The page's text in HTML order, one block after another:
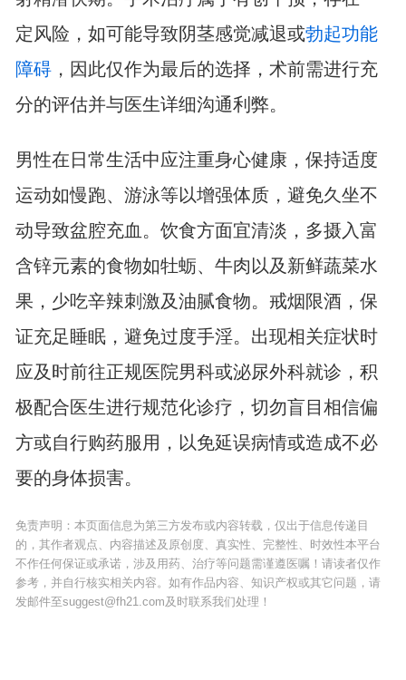
定风险，如可能导致阴茎感觉减退或勃起功能
障碍，因此仅作为最后的选择，术前需进行充
分的评估并与医生详细沟通利弊。
男性在日常生活中应注重身心健康，保持适度
运动如慢跑、游泳等以增强体质，避免久坐不
动导致盆腔充血。饮食方面宜清淡，多摄入富
含锌元素的食物如牡蛎、牛肉以及新鲜蔬菜水
果，少吃辛辣刺激及油腻食物。戒烟限酒，保
证充足睡眠，避免过度手淫。出现相关症状时
应及时前往正规医院男科或泌尿外科就诊，积
极配合医生进行规范化诊疗，切勿盲目相信偏
方或自行购药服用，以免延误病情或造成不必
要的身体损害。
免责声明：本页面信息为第三方发布或内容转载，仅出于信息传递目
的，其作者观点、内容描述及原创度、真实性、完整性、时效性本平台
不作任何保证或承诺，涉及用药、治疗等问题需谨遵医嘱！请读者仅作
参考，并自行核实相关内容。如有作品内容、知识产权或其它问题，请
发邮件至suggest@fh21.com及时联系我们处理！